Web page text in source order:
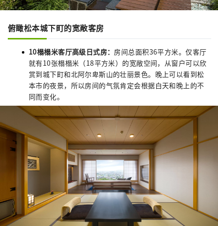
俯瞰松本城下町的宽敞客房
10榻榻米客厅高级日式房： 房间总面积36平方米。仅客厅
就有10张榻榻米（18平方米）的宽敞空间，从窗户可以欣
赏到城下町和北阿尔卑斯山的壮丽景色。晚上可以看到松
本市的夜景，所以房间的气氛肯定会根据白天和晚上的不
同而变化。